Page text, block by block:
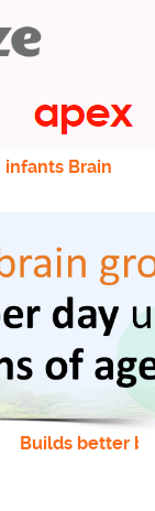
infants Brain
Builds better